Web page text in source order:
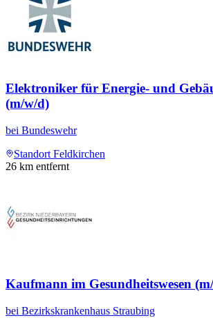
Elektroniker für Energie- und
(m/w/d)
bei Bundeswehr
Standort Feldkirchen
26 km entfernt
Kaufmann im Gesundheitswesen
bei Bezirkskrankenhaus Straubing